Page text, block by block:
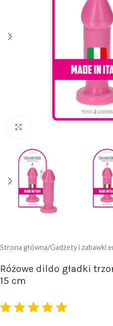
Strona główna Gadżety i zabawki
Różowe dildo gładki
15 cm